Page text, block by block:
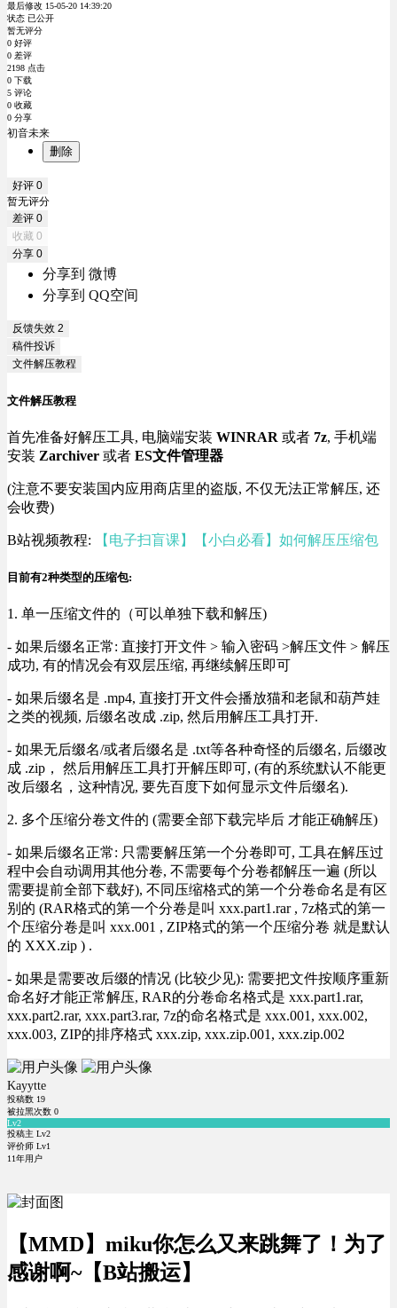
最后修改 15-05-20 14:39:20
状态 已公开
暂无评分
0 好评
0 差评
2198 点击
0 下载
5 评论
0 收藏
0 分享
初音未来
删除
好评 0
暂无评分
差评 0
收藏 0
分享 0
分享到 微博
分享到 QQ空间
反馈失效 2
稿件投诉
文件解压教程
文件解压教程
首先准备好解压工具, 电脑端安装 WINRAR 或者 7z, 手机端
安装 Zarchiver 或者 ES文件管理器
(注意不要安装国内应用商店里的盗版, 不仅无法正常解压, 还
会收费)
B站视频教程: 【电子扫盲课】【小白必看】如何解压压缩包
目前有2种类型的压缩包:
1. 单一压缩文件的（可以单独下载和解压)
- 如果后缀名正常: 直接打开文件 > 输入密码 >解压文件 > 解压
成功, 有的情况会有双层压缩, 再继续解压即可
- 如果后缀名是 .mp4, 直接打开文件会播放猫和老鼠和葫芦娃
之类的视频, 后缀名改成 .zip, 然后用解压工具打开.
- 如果无后缀名/或者后缀名是 .txt等各种奇怪的后缀名, 后缀改
成 .zip， 然后用解压工具打开解压即可, (有的系统默认不能更
改后缀名，这种情况, 要先百度下如何显示文件后缀名).
2. 多个压缩分卷文件的 (需要全部下载完毕后 才能正确解压)
- 如果后缀名正常: 只需要解压第一个分卷即可, 工具在解压过
程中会自动调用其他分卷, 不需要每个分卷都解压一遍 (所以
需要提前全部下载好), 不同压缩格式的第一个分卷命名是有区
别的 (RAR格式的第一个分卷是叫 xxx.part1.rar , 7z格式的第一
个压缩分卷是叫 xxx.001 , ZIP格式的第一个压缩分卷 就是默认
的 XXX.zip ) .
- 如果是需要改后缀的情况 (比较少见): 需要把文件按顺序重新
命名好才能正常解压, RAR的分卷命名格式是 xxx.part1.rar,
xxx.part2.rar, xxx.part3.rar, 7z的命名格式是 xxx.001, xxx.002,
xxx.003, ZIP的排序格式 xxx.zip, xxx.zip.001, xxx.zip.002
Kayytte
投稿数 19
被拉黑次数 0
Lv2
投稿主 Lv2
评价师 Lv1
11年用户
【MMD】miku你怎么又来跳舞了！为了
感谢啊~【B站搬运】